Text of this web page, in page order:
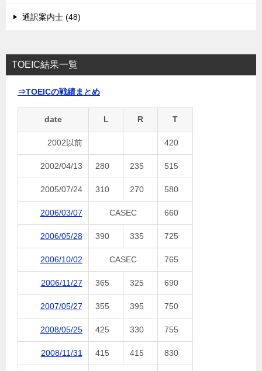
通訳案内士 (48)
TOEIC結果一覧
⇒TOEICの戦績まとめ
date L R T
2002以前 420
2002/04/13 280 235 515
2005/07/24 310 270 580
2006/03/07 CASEC 660
2006/05/28 390 335 725
2006/10/02 CASEC 765
2006/11/27 365 325 690
2007/05/27 355 395 750
2008/05/25 425 330 755
2008/11/31 415 415 830